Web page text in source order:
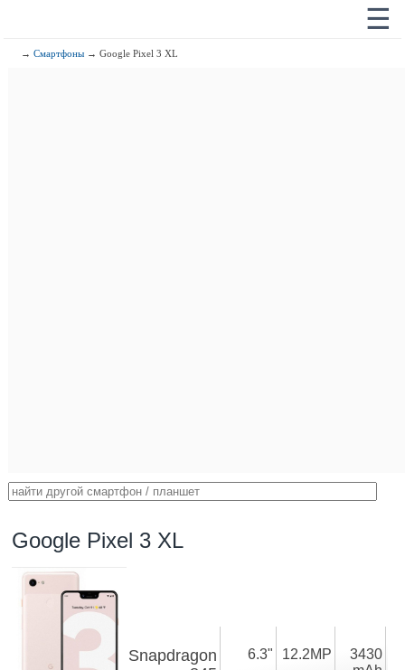
☰
→Смартфоны → Google Pixel 3 XL
Google Pixel 3 XL
Snapdragon
6.3" 12.2MP
3430